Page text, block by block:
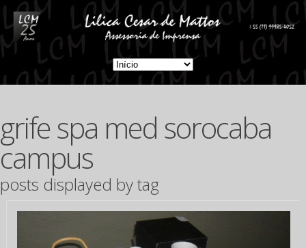
grife spa med sorocaba
campus
posts displayed by tag